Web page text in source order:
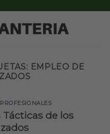
EMPLEO DE
Tácticas de los